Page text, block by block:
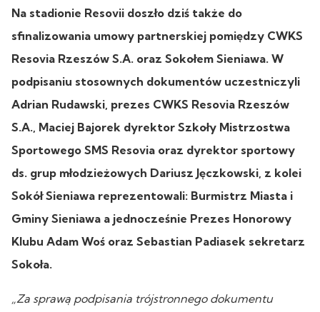
Na stadionie Resovii doszło dziś także do
sfinalizowania umowy partnerskiej pomiędzy CWKS
Resovia Rzeszów S.A. oraz Sokołem Sieniawa. W
podpisaniu stosownych dokumentów uczestniczyli
Adrian Rudawski, prezes CWKS Resovia Rzeszów
S.A., Maciej Bajorek dyrektor Szkoły Mistrzostwa
Sportowego SMS Resovia oraz dyrektor sportowy
ds. grup młodzieżowych Dariusz Jęczkowski, z kolei
Sokół Sieniawa reprezentowali: Burmistrz Miasta i
Gminy Sieniawa a jednocześnie Prezes Honorowy
Klubu Adam Woś oraz Sebastian Padiasek sekretarz
Sokoła.
„Za sprawą podpisania trójstronnego dokumentu